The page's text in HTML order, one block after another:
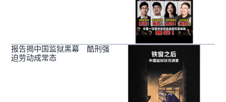
报告揭中国监狱黑幕 酷刑强
迫劳动成常态